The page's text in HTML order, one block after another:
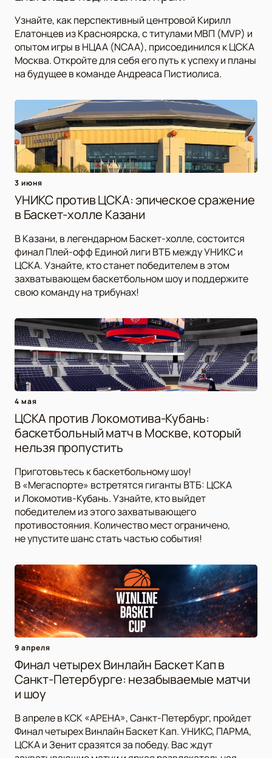
Узнайте, как перспективный центровой Кирилл
Елатонцев из Красноярска, с титулами МВП (MVP) и
опытом игры в НЦАА (NCAA), присоединился к ЦСКА
Москва. Откройте для себя его путь к успеху и планы
на будущее в команде Андреаса Пистиолиса.
3 июня
УНИКС против ЦСКА: эпическое сражение
в Баскет-холле Казани
В Казани, в легендарном Баскет-холле, состоится
финал Плей-офф Единой лиги ВТБ между УНИКС и
ЦСКА. Узнайте, кто станет победителем в этом
захватывающем баскетбольном шоу и поддержите
свою команду на трибунах!
4 мая
ЦСКА против Локомотива-Кубань:
баскетбольный матч в Москве, который
нельзя пропустить
Приготовьтесь к баскетбольному шоу!
В «Мегаспорте» встретятся гиганты ВТБ: ЦСКА
и Локомотив-Кубань. Узнайте, кто выйдет
победителем из этого захватывающего
противостояния. Количество мест ограничено,
не упустите шанс стать частью события!
9 апреля
Финал четырех Винлайн Баскет Кап в
Санкт-Петербурге: незабываемые матчи
и шоу
В апреле в КСК «АРЕНА», Санкт-Петербург, пройдет
Финал четырех Винлайн Баскет Кап. УНИКС, ПАРМА,
ЦСКА и Зенит сразятся за победу. Вас ждут